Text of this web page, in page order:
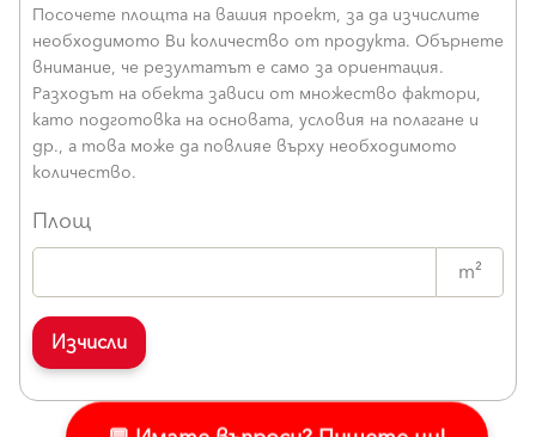
Посочете площта на вашия проект, за да изчислите
необходимото Ви количество от продукта. Обърнете
внимание, че резултатът е само за ориентация.
Разходът на обекта зависи от множество фактори,
като подготовка на основата, условия на полагане и
др., а това може да повлияе върху необходимото
количество.
Площ
m²
Изчисли